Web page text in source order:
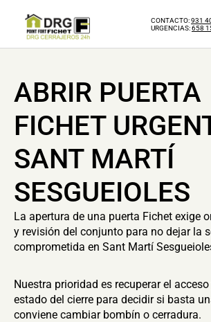
CONTACTO:931
URGENCIAS:658
ABRIR PUERTA
FICHET
SANT MARTÍ
SESGUEIOLES
La apertura de una puerta Fichet exige
y revisión del conjunto para no dejar la
comprometida en Sant Martí
Nuestra prioridad es recuperar el
estado del cierre para decidir si basta
conviene cambiar bombín o cerradura.